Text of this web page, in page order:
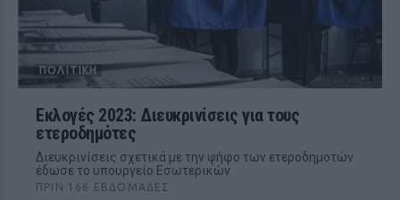
ΠΟΛΙΤΙΚΉ
Εκλογές 2023: Διευκρινίσεις για τους
ετεροδημότες
Διευκρινίσεις σχετικά με την ψήφο των ετεροδημοτών
έδωσε το υπουργείο Εσωτερικών
ΠΡΙΝ 166 ΕΒΔΟΜΆΔΕΣ